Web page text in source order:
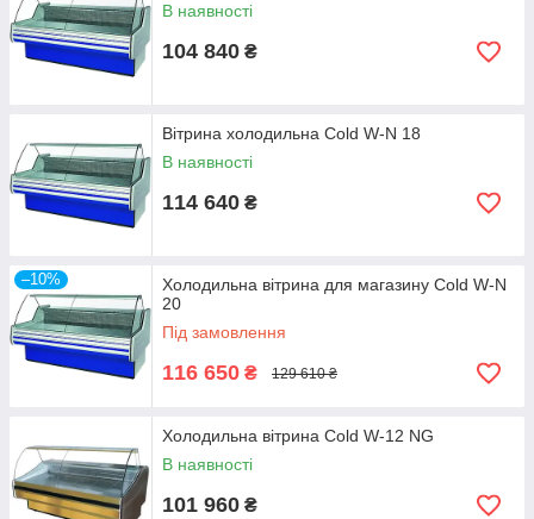
В наявності
104 840 ₴
Вітрина холодильна Cold W-N 18
В наявності
114 640 ₴
–10%
Холодильна вітрина для магазину Cold W-N
20
Під замовлення
116 650 ₴ 129 610 ₴
Холодильна вітрина Cold W-12 NG
В наявності
101 960 ₴